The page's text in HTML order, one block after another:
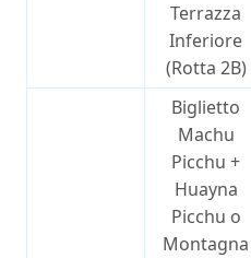
Terrazza
Inferiore
(Rotta 2B)
Biglietto
Machu
Picchu +
Huayna
Picchu o
Montagna